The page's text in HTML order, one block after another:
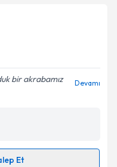
ediyorum.
randevu almanız
e-posta ile
ilişkin
verilerimin belirtilen
ediyorum.
bir akrabamız
Devamı
Et